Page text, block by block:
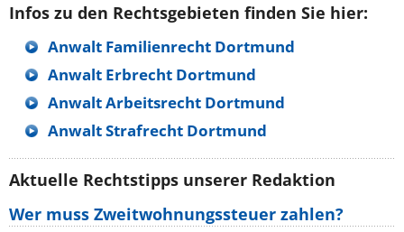
Infos zu den Rechtsgebieten finden Sie hier:
Anwalt Familienrecht Dortmund
Anwalt Erbrecht Dortmund
Anwalt Arbeitsrecht Dortmund
Anwalt Strafrecht Dortmund
Aktuelle Rechtstipps unserer Redaktion
Wer muss Zweitwohnungssteuer zahlen?